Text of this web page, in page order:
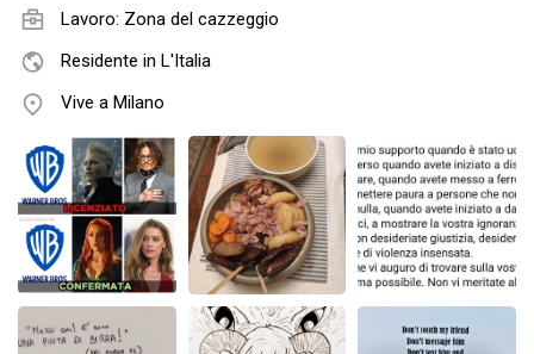
Lavoro: Zona del cazzeggio
Residente in L'Italia
Vive a Milano